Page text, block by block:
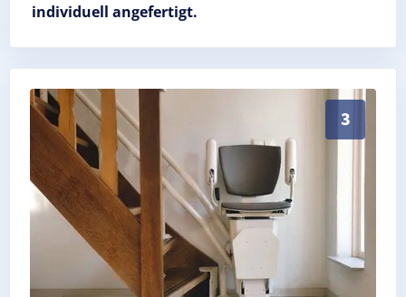
individuell angefertigt.
3
Schneller, sauberer Einbau durch zertifizierte